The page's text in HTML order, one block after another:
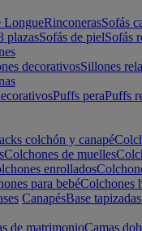
LongueRinconerasSofás
plazasSofás de pielSofás
decorativosSillones
Puffs peraPuffs
colchón y canapé
Colchones de muelles
enrollados
para bebéColchones
CanapésBase tapizadas
de matrimonioCamas